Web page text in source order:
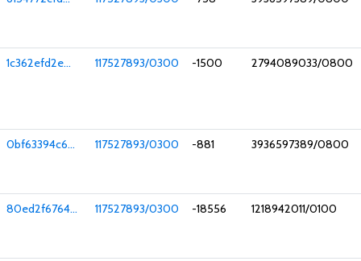
1c362efd2e... 117527893/0300 -1500 2794089033/0800
0bf63394c6... 117527893/0300 -881 3936597389/0800
80ed2f6764... 117527893/0300 -18556 1218942011/0100